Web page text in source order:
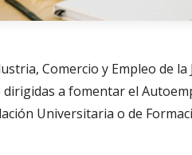
Comercio y Empleo de la
a fomentar el
Universitaria o de